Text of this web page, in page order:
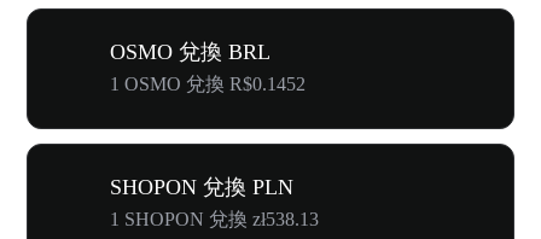
OSMO 兌換 BRL
1 OSMO 兌換 R$0.1452
SHOPON 兌換 PLN
1 SHOPON 兌換 zł538.13